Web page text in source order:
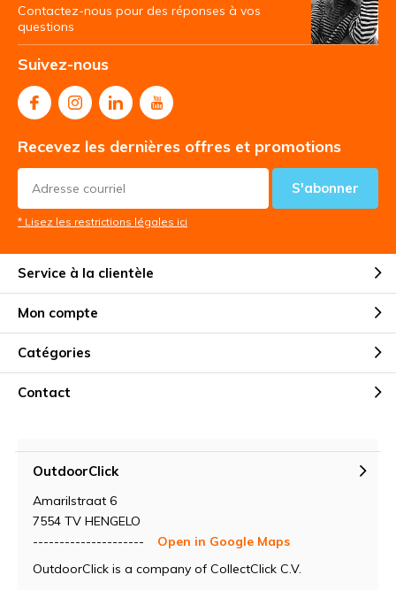
Contactez-nous pour des réponses à vos
questions
Suivez-nous
Recevez les dernières offres et promotions
S'abonner
* Lisez les restrictions légales ici
Service à la clientèle
Mon compte
Catégories
Contact
OutdoorClick
Amarilstraat 6
7554 TV HENGELO
---------------------
Open in Google Maps
OutdoorClick is a company of CollectClick C.V.